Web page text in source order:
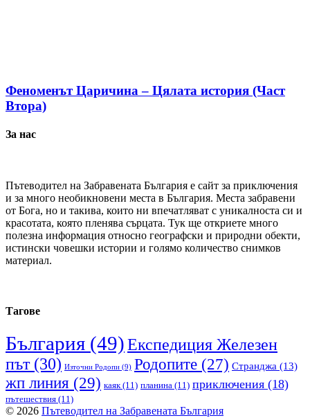
Феноменът Царичина – Цялата история (Част
Втора)
За нас
Пътеводител на Забравената България е сайт за приключения
и за много необикновени места в България. Места забравени
от Бога, но и такива, които ни впечатляват с уникалноста си и
красотата, която пленява сърцата. Тук ще откриете много
полезна информация относно географски и природни обекти,
истински човешки истории и голямо количество снимков
материал.
Тагове
България (49)Експедиция Железен
път(30) Източни Родопи (9) Родопите (27) Странджа (13)
жп линия (29) каяк(11) планина (11) приключения (18)
пътешествия (11)
© 2026 Пътеводител на Забравената България